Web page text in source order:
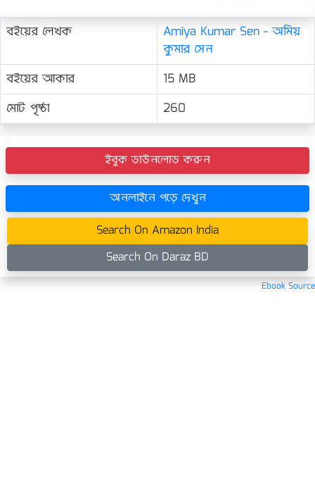
বইয়ের লেখক
Amiya Kumar Sen - অমিয়
কুমার সেন
বইয়ের আকার
15 MB
মোট পৃষ্ঠা
260
ইবুক ডাউনলোড করুন
অনলাইনে পড়ে দেখুন
Search On Amazon India
Search On Daraz BD
Ebook Source